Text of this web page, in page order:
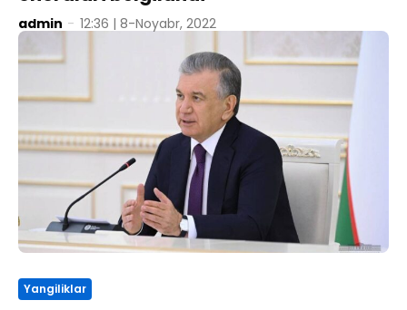
admin - 12:36 | 8-Noyabr, 2022
Yangiliklar